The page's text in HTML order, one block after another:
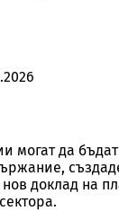
могат да
нов доклад на